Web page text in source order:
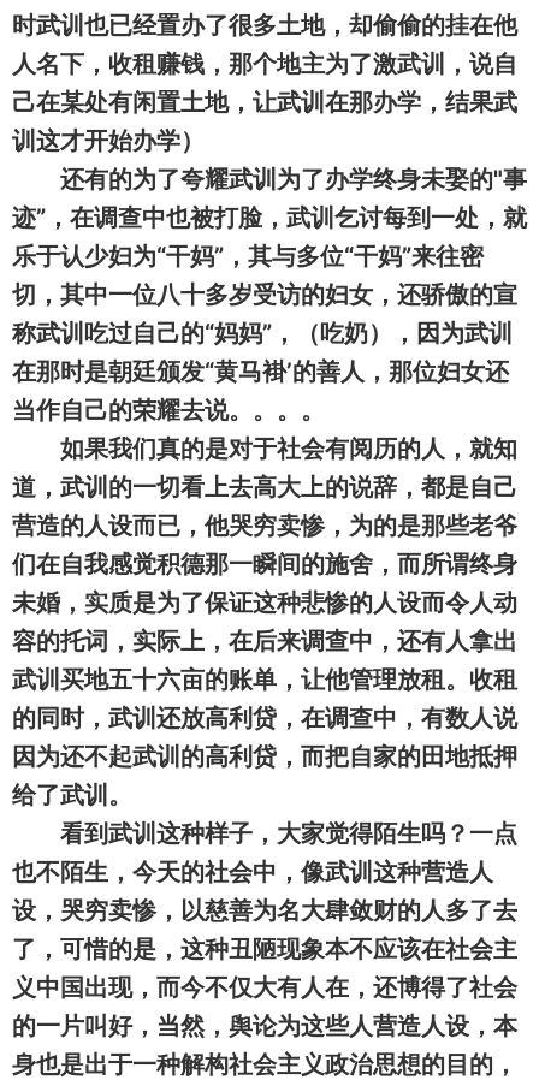
时武训也已经置办了很多土地，却偷偷的挂在他
人名下，收租赚钱，那个地主为了激武训，说自
己在某处有闲置土地，让武训在那办学，结果武
训这才开始办学）
还有的为了夸耀武训为了办学终身未娶的"事
迹”，在调查中也被打脸，武训乞讨每到一处，就
乐于认少妇为“干妈”，其与多位“干妈”来往密
切，其中一位八十多岁受访的妇女，还骄傲的宣
称武训吃过自己的“妈妈”，（吃奶），因为武训
在那时是朝廷颁发“黄马褂’的善人，那位妇女还
当作自己的荣耀去说。。。。
如果我们真的是对于社会有阅历的人，就知
道，武训的一切看上去高大上的说辞，都是自己
营造的人设而已，他哭穷卖惨，为的是那些老爷
们在自我感觉积德那一瞬间的施舍，而所谓终身
未婚，实质是为了保证这种悲惨的人设而令人动
容的托词，实际上，在后来调查中，还有人拿出
武训买地五十六亩的账单，让他管理放租。收租
的同时，武训还放高利贷，在调查中，有数人说
因为还不起武训的高利贷，而把自家的田地抵押
给了武训。
看到武训这种样子，大家觉得陌生吗？一点
也不陌生，今天的社会中，像武训这种营造人
设，哭穷卖惨，以慈善为名大肆敛财的人多了去
了，可惜的是，这种丑陋现象本不应该在社会主
义中国出现，而今不仅大有人在，还博得了社会
的一片叫好，当然，舆论为这些人营造人设，本
身也是出于一种解构社会主义政治思想的目的，